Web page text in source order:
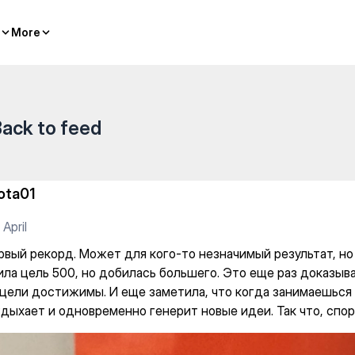
More
More Университет —
to feed
April
рекорд. Может для кого-то незначимый результат,
цель 500, но добилась большего. Это еще раз
достижимы. И еще заметила, что когда занимаешься
и одновременно генерит новые идеи. Так что,